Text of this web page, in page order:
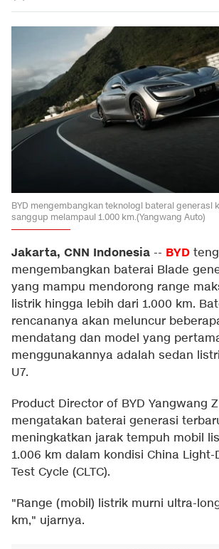
BYD mengembangkan teknologi baterai generasi
sanggup melampaui 1.000 km.(Yangwang Auto)
Jakarta, CNN Indonesia -- BYD
mengembangkan baterai Blade
yang mampu mendorong range
listrik hingga lebih dari 1.000 km.
rencananya akan meluncur
mendatang dan model yang
menggunakannya adalah sedan
U7.
Product Director of BYD Yangwang
mengatakan baterai generasi
meningkatkan jarak tempuh mobil
1.006 km dalam kondisi China Light-
Test Cycle (CLTC).
"Range (mobil) listrik murni ultra-
km," ujarnya.